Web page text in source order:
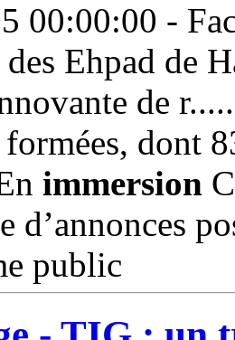
00:00:00 -
Ehpad de
de
formées, dont
immersion
d’annonces
public